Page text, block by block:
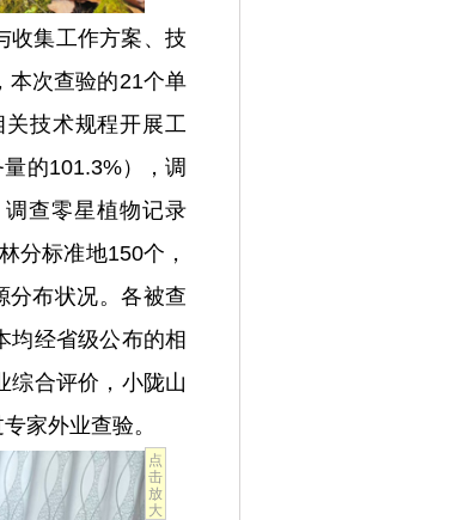
收集工作方案、技
本次查验的21个单
技术规程开展工
的101.3%），调
查零星植物记录
分标准地150个，
分布状况。各被查
均经省级公布的相
综合评价，小陇山
家外业查验。
点
击
放
大